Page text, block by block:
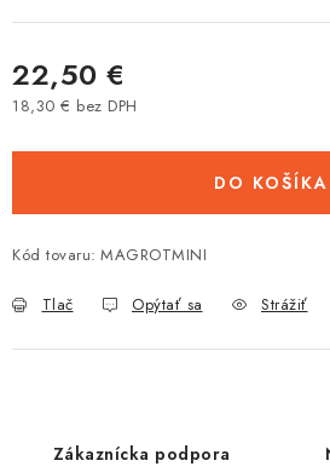
Tabuľky veľkostí odevov, prilieb a obuvi
22,50 €
18,30 € bez DPH
DO KOŠÍKA
Kód tovaru: MAGROTMINI
Tlač Opýtať sa Strážiť
Zákaznícka podpora